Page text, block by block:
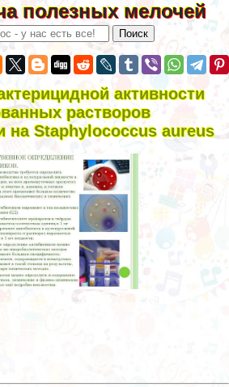
полезных мелочей
активности
растворов
на Staphylococcus aureus